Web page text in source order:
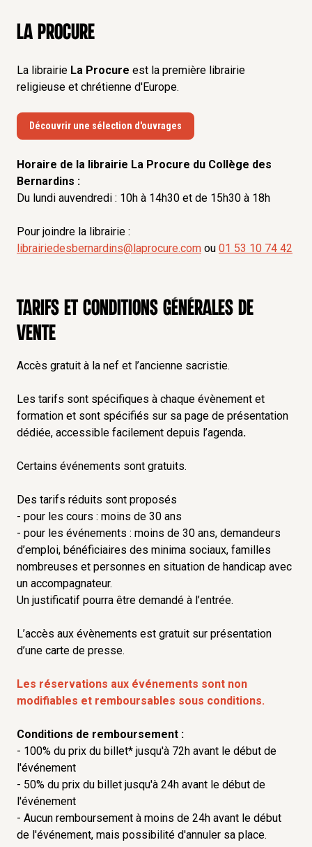
La Procure
La librairie La Procure est la première librairie
religieuse et chrétienne d'Europe.
Découvrir une sélection d'ouvrages
Horaire de la librairie La Procure du Collège des
Bernardins :
Du lundi auvendredi : 10h à 14h30 et de 15h30 à 18h
Pour joindre la librairie :
librairiedesbernardins@laprocure.com ou 01 53 10 74 42
Tarifs et conditions générales de
vente
Accès gratuit à la nef et l’ancienne sacristie.
Les tarifs sont spécifiques à chaque évènement et
formation et sont spécifiés sur sa page de présentation
dédiée, accessible facilement depuis l’agenda.
Certains événements sont gratuits.
Des tarifs réduits sont proposés
- pour les cours : moins de 30 ans
- pour les événements : moins de 30 ans, demandeurs
d’emploi, bénéficiaires des minima sociaux, familles
nombreuses et personnes en situation de handicap avec
un accompagnateur.
Un justificatif pourra être demandé à l’entrée.
L’accès aux évènements est gratuit sur présentation
d’une carte de presse.
Les réservations aux événements sont non
modifiables et remboursables sous conditions.
Conditions de remboursement :
- 100% du prix du billet* jusqu'à 72h avant le début de
l'événement
- 50% du prix du billet jusqu'à 24h avant le début de
l'événement
- Aucun remboursement à moins de 24h avant le début
de l'événement, mais possibilité d'annuler sa place.